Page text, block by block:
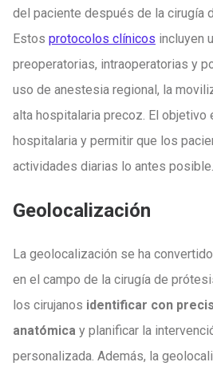
del paciente después de la cirugía
Estos protocolos clínicos incluyen
preoperatorias, intraoperatorias y
uso de anestesia regional, la
alta hospitalaria precoz. El objetivo
hospitalaria y permitir que los
actividades diarias lo antes posible.
Geolocalización
La geolocalización se ha
en el campo de la cirugía de
los cirujanos identificar con
anatómica y planificar la
personalizada. Además, la